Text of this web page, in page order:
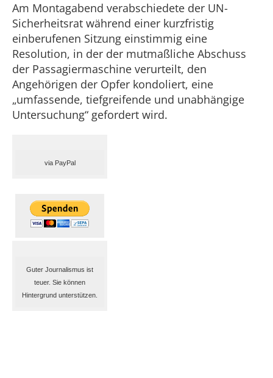
Am Montagabend verabschiedete der UN-
Sicherheitsrat während einer kurzfristig
einberufenen Sitzung einstimmig eine
Resolution, in der der mutmaßliche Abschuss
der Passagiermaschine verurteilt, den
Angehörigen der Opfer kondoliert, eine
„umfassende, tiefgreifende und unabhängige
Untersuchung“ gefordert wird.
via PayPal
Guter Journalismus ist
teuer. Sie können
Hintergrund unterstützen.